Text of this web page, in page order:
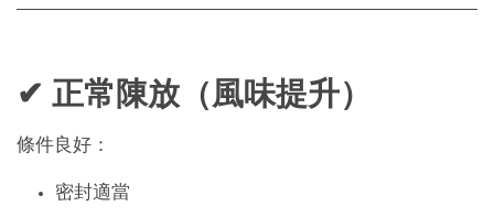
✔ 正常陳放（風味提升）
條件良好：
密封適當